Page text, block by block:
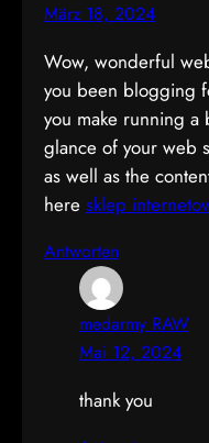
März 18, 2024
Wow, wonderful
you been blogging
you make running a
glance of your web
as well as the
here sklep
Antworten
medarmy RAW
Mai 12, 2024
thank you